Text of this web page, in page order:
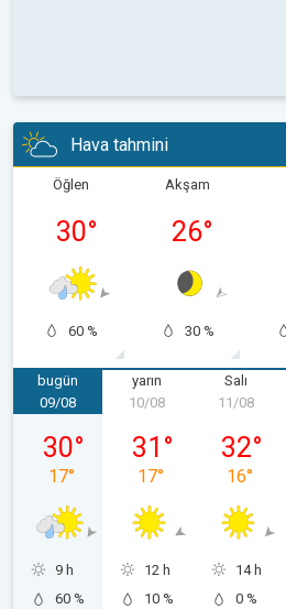
Hava tahmini
Öğlen
30°
60 %
Akşam
26°
30 %
bugün
09/08 Pazar
09/08
30°
17°
9 h
60 %
yarın
10/08 Pazartesi
10/08
31 °
17°
12 h
10 %
Salı
11/08
32°
16°
14 h
0 %